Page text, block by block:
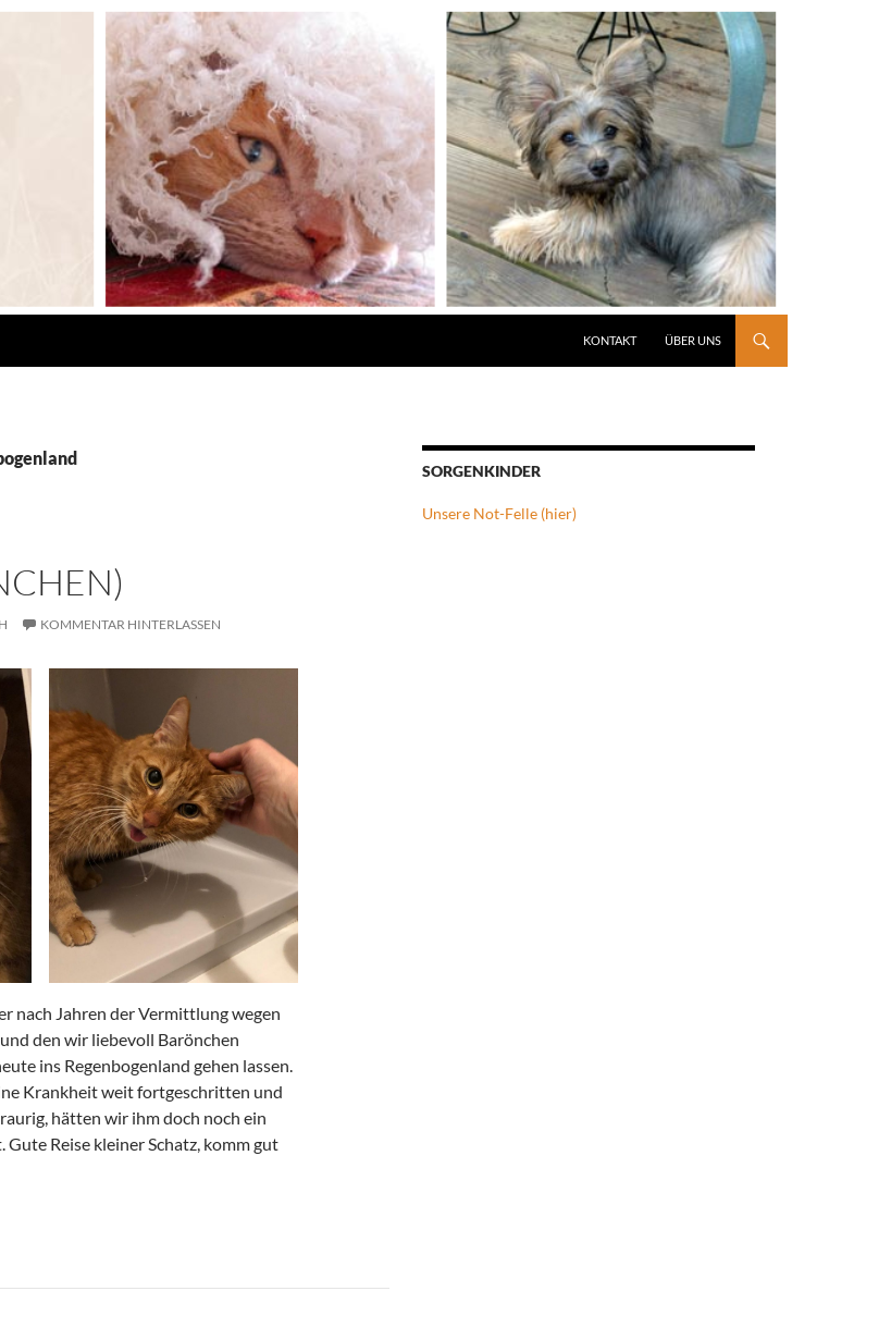
KONTAKT ÜBER UNS
KOMMENTAR HINTERLASSEN
nach Jahren der Vermittlung wegen
den wir liebevoll Barönchen
ins Regenbogenland gehen lassen.
Krankheit weit fortgeschritten und
hätten wir ihm doch noch ein
Gute Reise kleiner Schatz, komm gut
SORGENKINDER
Unsere Not-Felle (hier)